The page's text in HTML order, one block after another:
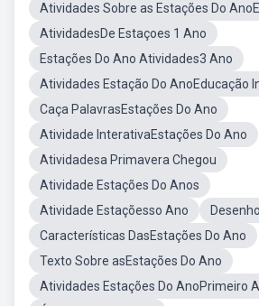
Atividades Sobre as Estações Do
AtividadesDe Estaçoes 1 Ano
Estações Do Ano Atividades3 Ano
Atividades Estação Do AnoEducação
Caça PalavrasEstações Do Ano
Atividade InterativaEstações Do Ano
Atividadesa Primavera Chegou
Atividade Estações Do Anos
Atividade Estaçõesso Ano
Características DasEstações Do Ano
Texto Sobre asEstações Do Ano
Atividades Estações Do AnoPrimeiro